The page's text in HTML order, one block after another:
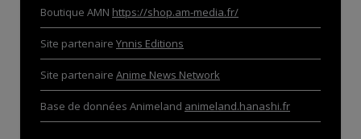
Boutique AMN https://shop.am-media.fr/
Site partenaire Ynnis Editions
Site partenaire Anime News Network
Base de données Animeland animeland.hanashi.fr